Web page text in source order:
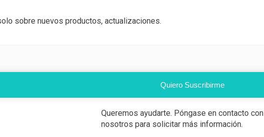
sobre nuevos productos, actualizaciones.
Quiero Suscribirme
Queremos ayudarte. Póngase en contacto con
nosotros para solicitar más información.